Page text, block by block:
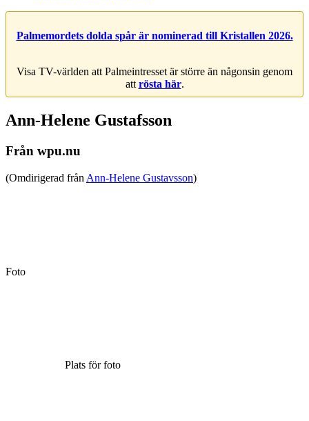
Palmemordets dolda spår är nominerad till Kristallen 2026.
Visa TV-världen att Palmeintresset är större än någonsin genom
att rösta här.
Ann-Helene Gustafsson
Från wpu.nu
(Omdirigerad från Ann-Helene Gustavsson)
Foto
Plats för foto